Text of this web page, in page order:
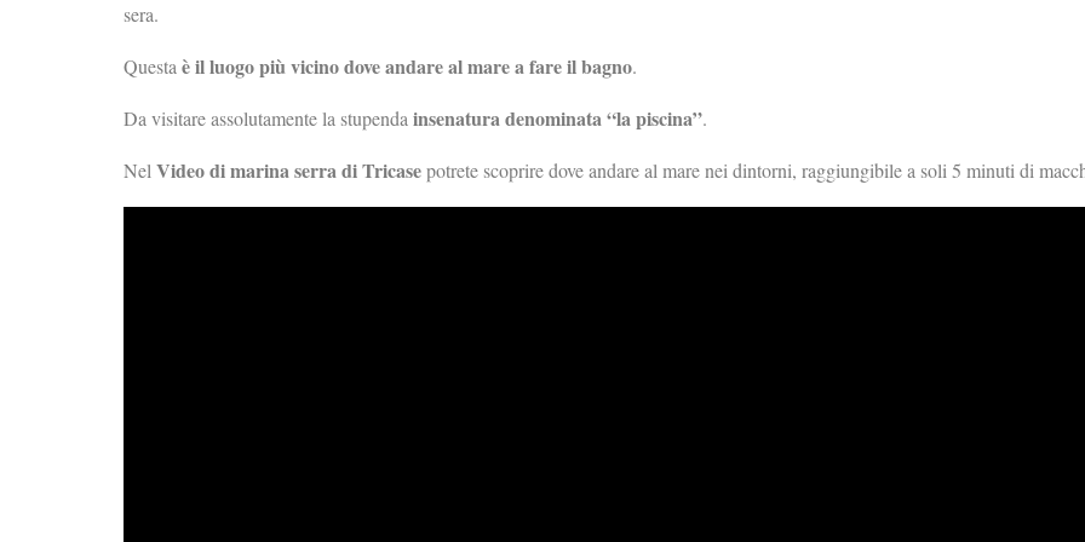
sera.
Questa è il luogo più vicino dove andare al mare a fare il bagno.
Da visitare assolutamente la stupenda insenatura denominata “la piscina”.
Nel Video di marina serra di Tricasepotrete scoprire dove andare al mare nei dintorni, raggiungibile a soli 5 minuti di